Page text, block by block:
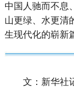
中国人驰而不息
山更绿、水更清
生现代化的崭新
文：新华社